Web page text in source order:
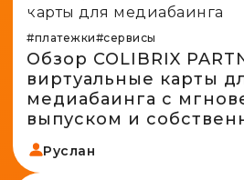
#платежки#сервисы
Обзор COLIBRIX
виртуальные карты
медиабаинга с
выпуском и
Руслан